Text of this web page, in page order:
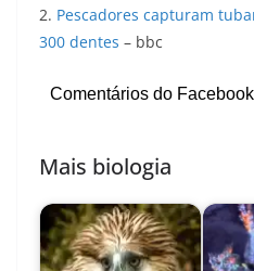
2. Pescadores capturam
300 dentes – bbc
Comentários do Facebook
Mais biologia